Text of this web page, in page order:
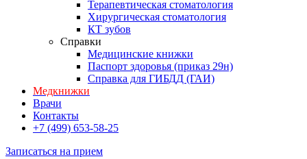
Терапевтическая стоматология
Хирургическая стоматология
КТ зубов
Справки
Медицинские книжки
Паспорт здоровья (приказ 29н)
Справка для ГИБДД (ГАИ)
Медкнижки
Врачи
Контакты
+7 (499) 653-58-25
Записаться на прием